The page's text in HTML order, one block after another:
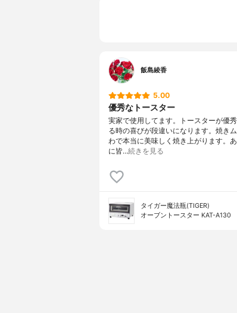
飯島綾香
5.00
優秀なトースター
実家で使用してます。トースターが優
る時の喜びが段違いになります。焼き
わで本当に美味しく焼き上がります。
に皆…続きを見る
タイガー魔法瓶(TIGER)
オーブントースター KAT-A130